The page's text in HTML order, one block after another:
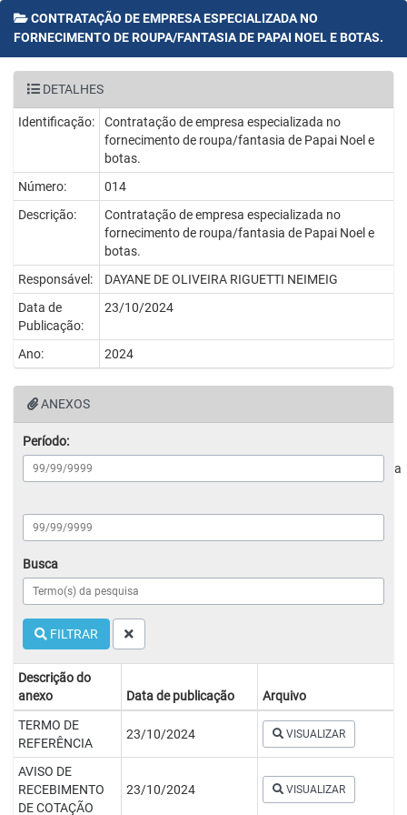
CONTRATAÇÃO DE EMPRESA ESPECIALIZADA NO
FORNECIMENTO DE ROUPA/FANTASIA DE PAPAI NOEL E BOTAS.
DETALHES
Identificação:
Contratação de empresa especializada no
fornecimento de roupa/fantasia de Papai Noel e
botas.
Número:
014
Descrição:
Contratação de empresa especializada no
fornecimento de roupa/fantasia de Papai Noel e
botas.
Responsável:
DAYANE DE OLIVEIRA RIGUETTI NEIMEIG
Data de
Publicação:
23/10/2024
Ano: 2024
ANEXOS
Período:
a
Busca
FILTRAR
Descrição do
anexo
Data de publicação
Arquivo
TERMO DE
REFERÊNCIA
23/10/2024 VISUALIZAR
AVISO DE
RECEBIMENTO
DE COTAÇÃO
23/10/2024 VISUALIZAR